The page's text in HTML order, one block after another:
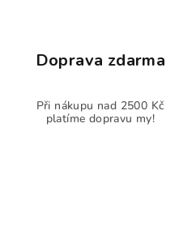
Doprava zdarma
Při nákupu nad 2500 Kč
platíme dopravu my!